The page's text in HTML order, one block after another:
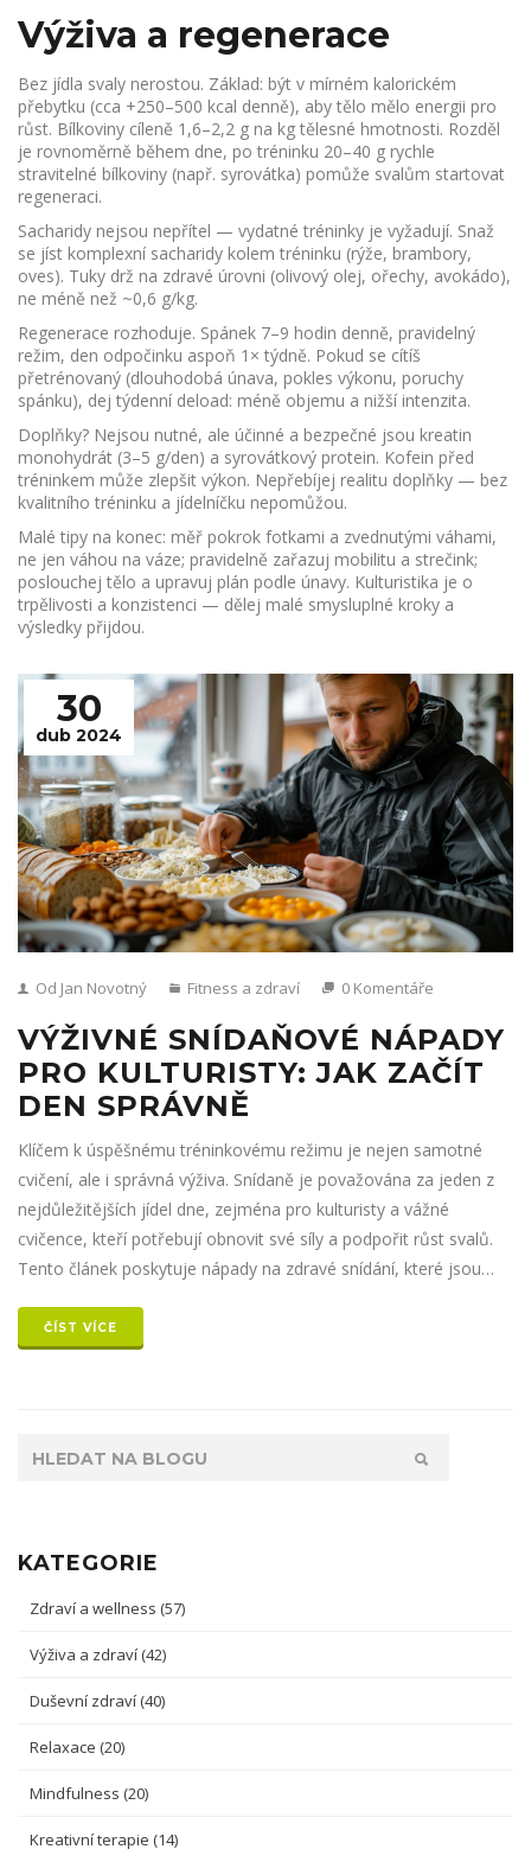
Výživa a regenerace
Bez jídla svaly nerostou. Základ: být v mírném kalorickém
přebytku (cca +250–500 kcal denně), aby tělo mělo energii pro
růst. Bílkoviny cíleně 1,6–2,2 g na kg tělesné hmotnosti. Rozděl
je rovnoměrně během dne, po tréninku 20–40 g rychle
stravitelné bílkoviny (např. syrovátka) pomůže svalům startovat
regeneraci.
Sacharidy nejsou nepřítel — vydatné tréninky je vyžadují. Snaž
se jíst komplexní sacharidy kolem tréninku (rýže, brambory,
oves). Tuky drž na zdravé úrovni (olivový olej, ořechy, avokádo),
ne méně než ~0,6 g/kg.
Regenerace rozhoduje. Spánek 7–9 hodin denně, pravidelný
režim, den odpočinku aspoň 1× týdně. Pokud se cítíš
přetrénovaný (dlouhodobá únava, pokles výkonu, poruchy
spánku), dej týdenní deload: méně objemu a nižší intenzita.
Doplňky? Nejsou nutné, ale účinné a bezpečné jsou kreatin
monohydrát (3–5 g/den) a syrovátkový protein. Kofein před
tréninkem může zlepšit výkon. Nepřebíjej realitu doplňky — bez
kvalitního tréninku a jídelníčku nepomůžou.
Malé tipy na konec: měř pokrok fotkami a zvednutými váhami,
ne jen váhou na váze; pravidelně zařazuj mobilitu a strečink;
poslouchej tělo a upravuj plán podle únavy. Kulturistika je o
trpělivosti a konzistenci — dělej malé smysluplné kroky a
výsledky přijdou.
30
dub 2024
Od Jan Novotný Fitness a zdraví 0 Komentáře
VÝŽIVNÉ SNÍDAŇOVÉ NÁPADY
PRO KULTURISTY: JAK ZAČÍT
DEN SPRÁVNĚ
Klíčem k úspěšnému tréninkovému režimu je nejen samotné
cvičení, ale i správná výživa. Snídaně je považována za jeden z
nejdůležitějších jídel dne, zejména pro kulturisty a vážné
cvičence, kteří potřebují obnovit své síly a podpořit růst svalů.
Tento článek poskytuje nápady na zdravé snídání, které jsou
těch, kteří pravidelně posilují.
ČÍST VÍCE
KATEGORIE
Zdraví a wellness (57)
Výživa a zdraví (42)
Duševní zdraví (40)
Relaxace (20)
Mindfulness (20)
Kreativní terapie (14)